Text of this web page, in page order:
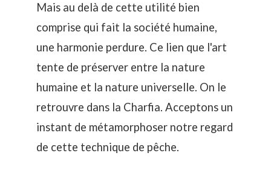
Mais au delà de cette utilité bien
comprise qui fait la société humaine,
une harmonie perdure. Ce lien que l'art
tente de préserver entre la nature
humaine et la nature universelle. On le
retrouvre dans la Charfia. Acceptons un
instant de métamorphoser notre regard
de cette technique de pêche.